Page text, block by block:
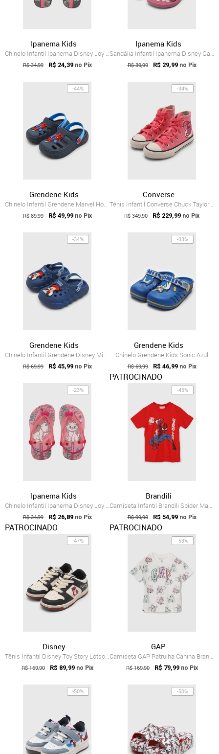
Ipanema Kids
Chinelo Infantil Ipanema Disney Joy Mickey Rosa
R$ 34,99 R$ 24,39 no Pix
Ipanema Kids
Sandália Infantil Ipanema Disney Gata Marie Rosa
R$ 39,99 R$ 29,99 no Pix
-44%
Grendene Kids
Chinelo Infantil Grendene Marvel Homem-Aranha Azul
R$ 89,99 R$ 49,99 no Pix
-34%
Converse
Tênis Infantil Converse Chuck Taylor Dis...
R$ 349,90 R$ 229,99 no Pix
-34%
Grendene Kids
Chinelo Infantil Grendene Disney Mickey Azul
R$ 69,99 R$ 45,99 no Pix
-33%
Grendene Kids
Chinelo Grendene Kids Sonic Azul
R$ 69,99 R$ 46,99 no Pix
PATROCINADO
-23%
Ipanema Kids
Chinelo Infantil Ipanema Disney Joy Gata Rosa
R$ 34,99 R$ 26,89 no Pix
PATROCINADO
-45%
Brandili
Camiseta Infantil Brandili Spider Man Vermelha
R$ 99,90 R$ 54,99 no Pix
PATROCINADO
-47%
Disney
Tênis Infantil Disney Toy Story Lotso Off-White
R$ 169,90 R$ 89,99 no Pix
-53%
GAP
Camiseta GAP Patrulha Canina Branca
R$ 169,90 R$ 79,99 no Pix
-50% -50%